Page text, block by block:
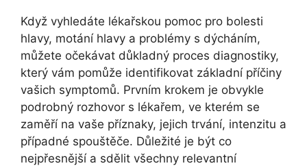
Když vyhledáte lékařskou pomoc pro bolesti
hlavy, motání hlavy a problémy s dýcháním,
můžete očekávat důkladný proces diagnostiky,
který vám pomůže identifikovat základní příčiny
vašich symptomů. Prvním krokem je obvykle
podrobný rozhovor s lékařem, ve kterém se
zaměří na vaše příznaky, jejich trvání, intenzitu a
případné spouštěče. Důležité je být co
nejpřesnější a sdělit všechny relevantní